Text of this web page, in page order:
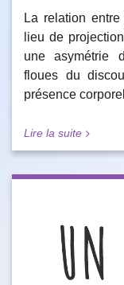
La relation
lieu de
une asymétrie
floues du
présence
Lire la suite